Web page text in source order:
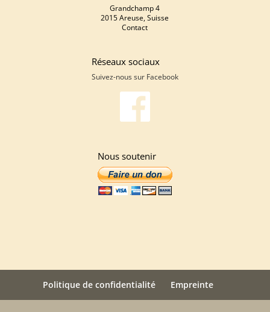
Grandchamp 4
2015 Areuse, Suisse
Contact
Réseaux sociaux
Suivez-nous sur Facebook
Nous soutenir
Politique de confidentialité Empreinte